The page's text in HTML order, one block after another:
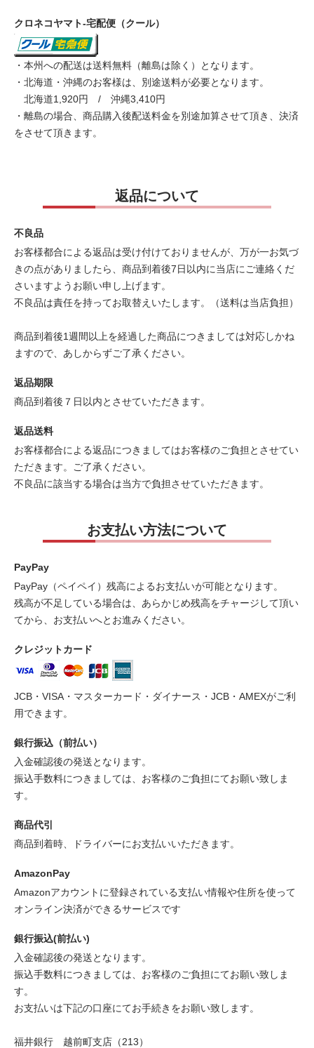
クロネコヤマト-宅配便（クール）
・本州への配送は送料無料（離島は除く）となります。
・北海道・沖縄のお客様は、別途送料が必要となります。
北海道1,920円 / 沖縄3,410円
・離島の場合、商品購入後配送料金を別途加算させて頂き、決済
をさせて頂きます。
返品について
不良品
お客様都合による返品は受け付けておりませんが、万が一お気づ
きの点がありましたら、商品到着後7日以内に当店にご連絡くだ
さいますようお願い申し上げます。
不良品は責任を持ってお取替えいたします。（送料は当店負担）
商品到着後1週間以上を経過した商品につきましては対応しかね
ますので、あしからずご了承ください。
返品期限
商品到着後７日以内とさせていただきます。
返品送料
お客様都合による返品につきましてはお客様のご負担とさせてい
ただきます。ご了承ください。
不良品に該当する場合は当方で負担させていただきます。
お支払い方法について
PayPay
PayPay（ペイペイ）残高によるお支払いが可能となります。
残高が不足している場合は、あらかじめ残高をチャージして頂い
てから、お支払いへとお進みください。
クレジットカード
JCB・VISA・マスターカード・ダイナース・JCB・AMEXがご利
用できます。
銀行振込（前払い）
入金確認後の発送となります。
振込手数料につきましては、お客様のご負担にてお願い致しま
す。
商品代引
商品到着時、ドライバーにお支払いいただきます。
AmazonPay
Amazonアカウントに登録されている支払い情報や住所を使って
オンライン決済ができるサービスです
銀行振込(前払い)
入金確認後の発送となります。
振込手数料につきましては、お客様のご負担にてお願い致しま
す。
お支払いは下記の口座にてお手続きをお願い致します。
福井銀行 越前町支店（213）